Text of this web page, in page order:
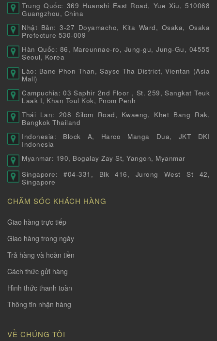
Trung Quốc: 369 Huanshi East Road, Yue Xiu, 510068
Guangzhou, China
Nhật Bản: 3-27 Doyamacho, Kita Ward, Osaka, Osaka
Prefecture 530-009
Hàn Quốc: 86, Mareunnae-ro, Jung-gu, Jung-Gu, 04555
Seoul, Korea
Lào: Bane Phon Than, Sayse Tha District, Vientan (Asia
Mall)
Campuchia: 03 Saphir 2nd Floor , St. 259, Sangkat Teuk
Laak I, Khan Toul Kok, Pnom Penh
Thái Lan: 208 Silom Road, Kwaeng, Khet Bang Rak,
Bangkok Thailand
Indonesia: Block A, Harco Manga Dua, JKT DKI
Indonesia
Myanmar: 190, Bogalay Zay St, Yangon, Myanmar
Singapore: #04-331, Blk 416, Jurong West St 42,
Singapore
CHĂM SÓC KHÁCH HÀNG
Giao hàng trực tiếp
Giao hàng trong ngày
Trả hàng và hoàn tiền
Cách thức gửi hàng
Hình thức thanh toàn
Thông tin nhận hàng
VỀ CHÚNG TÔI